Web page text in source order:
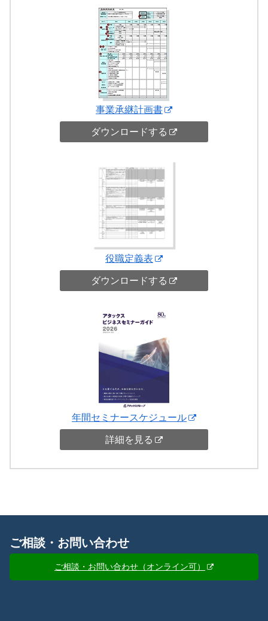
事業承継計画書
ダウンロードする
役職定義表
ダウンロードする
年間セミナースケジュール
詳細を見る
ご相談・お問い合わせ
ご相談・お問い合わせ（オンライン可）